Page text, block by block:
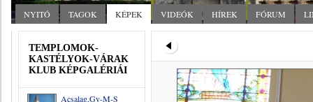
NYITÓ TAGOK KÉPEK VIDEÓK HÍREK FÓRUM
TEMPLOMOK-
KASTÉLYOK-VÁRAK
KLUB KÉPGALÉRIÁI
Acsalag,Gy-M-S